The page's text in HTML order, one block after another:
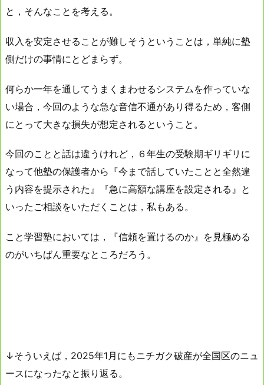
と，そんなことを考える。
収入を安定させることが難しそうということは，単純に塾
側だけの事情にとどまらず。
何らか一年を通してうまくまわせるシステムを作っていな
い場合，今回のような急な音信不通があり得るため，客側
にとって大きな損失が想定されるということ。
今回のことと話は違うけれど，６年生の受験期ギリギリに
なって他塾の保護者から『今まで話していたことと全然違
う内容を提示された』『急に高額な講座を設定される』と
いったご相談をいただくことは，私もある。
こと学習塾においては，『信頼を置けるのか』を見極める
のがいちばん重要なところだろう。
↓そういえば，2025年1月にもニチガク破産が全国区のニュ
ースになったなと振り返る。